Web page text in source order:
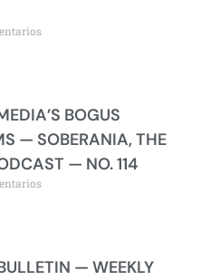
BOGUS
— SOBERANIA, THE
— NO. 114
— WEEKLY